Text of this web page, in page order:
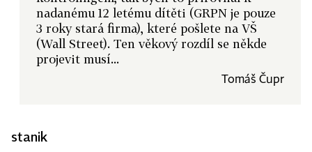
nadanému 12 letému dítěti (GRPN je pouze
3 roky stará firma), které pošlete na VŠ
(Wall Street). Ten věkový rozdíl se někde
projevit musí...
Tomáš Čupr
stanik